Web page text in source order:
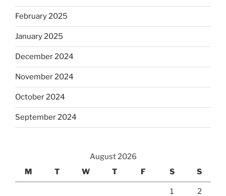
February 2025
January 2025
December 2024
November 2024
October 2024
September 2024
August 2026
M
T W T F S S
1 2